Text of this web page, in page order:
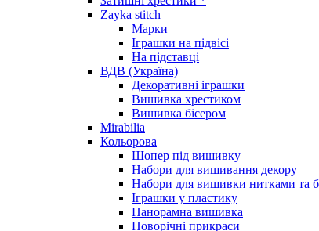
Zayka stitch
Марки
Іграшки на підвісі
На підставці
ВДВ (Україна)
Декоративні іграшки
Вишивка хрестиком
Вишивка бісером
Mirabilia
Кольорова
Шопер під вишивку
Набори для вишивання декору
Набори для вишивки нитками та
Іграшки у пластику
Панорамна вишивка
Новорічні прикраси